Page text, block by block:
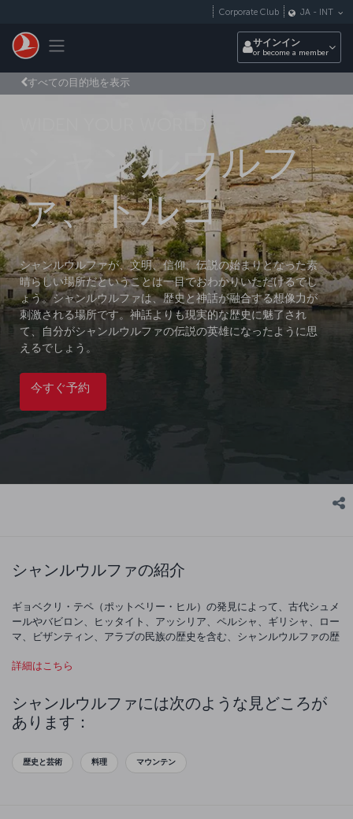
Toggle navigation
Corporate Club JA - INT
サインイン
or become a member
すべての目的地を表示
シャンルウルフ
ァ、トルコ
シャンルウルファが、文明、信仰、伝説の始まりとなった素
晴らしい場所だということは一目でおわかりいただけるでし
ょう。シャンルウルファは、歴史と神話が融合する想像力が
刺激される場所です。神話よりも現実的な歴史に魅了され
て、自分がシャンルウルファの伝説の英雄になったように思
えるでしょう。
今すぐ予約
シャンルウルファの紹介
ギョベクリ・テペ（ポットベリー・ヒル）の発見によって、古代シュメ
ールやバビロン、ヒッタイト、アッシリア、ペルシャ、ギリシャ、ロー
マ、ビザンティン、アラブの民族の歴史を含む、シャンルウルファの歴
らしい文明はすべて形跡が残っていて、さらに多文化的で不思議な今日
持つ昔の人たちが移動し、調和や結束して生活することの意味を実感す
るでしょう。もちろん、これらはすべてこの地の素晴らしい料理にも影
響を与えています。シャンルウルファの滞在中にぜひゆっくり味わって
詳細はこちら
シャンルウルファには次のような見どころが
あります：
歴史と芸術 料理 マウンテン